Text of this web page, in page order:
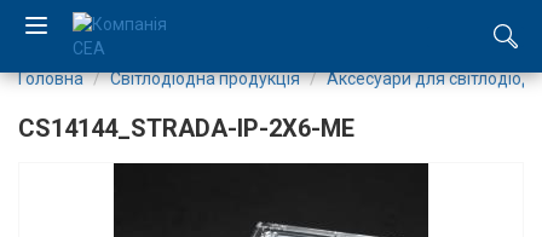
Головна Світлодіодна продукція Аксесуари для
CS14144_STRADA-IP-2X6-ME